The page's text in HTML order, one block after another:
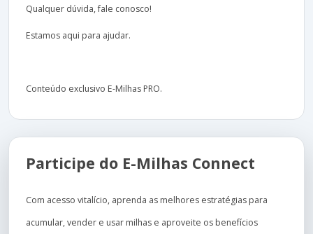
Qualquer dúvida, fale conosco!
Estamos aqui para ajudar.
Conteúdo exclusivo E-Milhas PRO.
Participe do E-Milhas Connect
Com acesso vitalício, aprenda as melhores estratégias para
acumular, vender e usar milhas e aproveite os benefícios